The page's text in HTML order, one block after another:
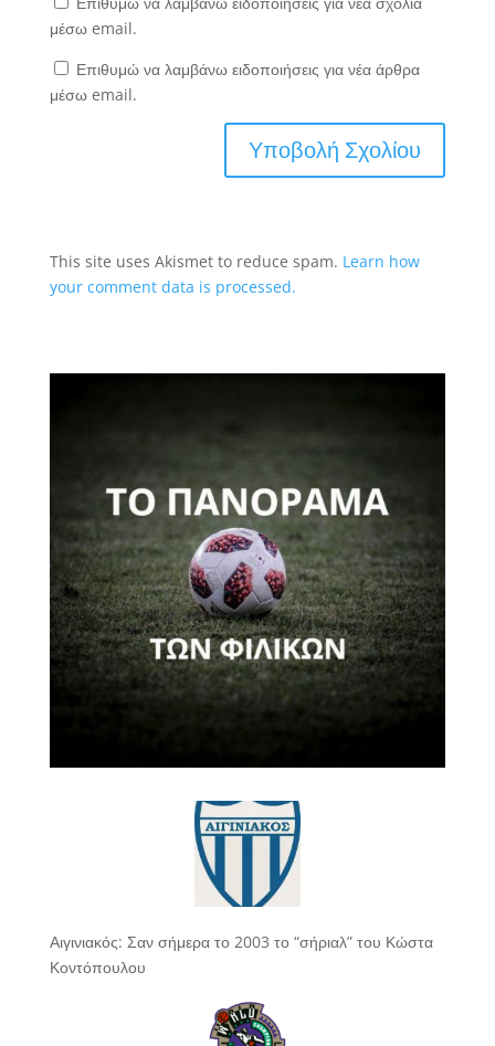
μέσω email.
Επιθυμώ να λαμβάνω ειδοποιήσεις για νέα άρθρα
μέσω email.
This site uses Akismet to reduce spam. Learn how
your comment data is processed.
Αιγινιακός: Σαν σήμερα το 2003 το “σήριαλ” του Κώστα
Κοντόπουλου